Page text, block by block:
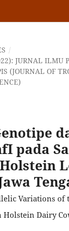
/
JURNAL ILMU
(JOURNAL OF
pada
Variations
Holstein Dairy